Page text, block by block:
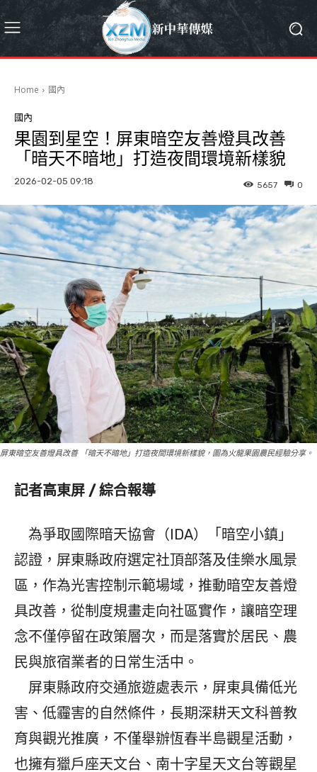
Home 國內
國內
果園到星空！屏東暗空友善燈具改善
「暗天不暗地」打造夜間環境新樣貌
2026-02-05 09:18 0
5657
屏東暗空友善燈具改善 「暗天不暗地」打造夜間環境新樣貌，圖為火龍果園農民經驗分享。
記者高東屏 / 綜合報導
為爭取國際暗天協會（IDA）「暗空小鎮」
認證，屏東縣政府選定社頂部落及佳樂水風景
區，作為光害控制示範場域，推動暗空友善燈
具改善，從制度規畫走向社區實作，讓暗空理
念不僅停留在政策層次，而是落實於居民、農
民與旅宿業者的日常生活中。
屏東縣政府交通旅遊處表示，屏東具備低光
害、低霾害的自然條件，長期深耕天文科普教
育與觀光推廣，不僅舉辦恆春半島觀星活動，
也擁有獵戶座天文台、南十字星天文台等觀星